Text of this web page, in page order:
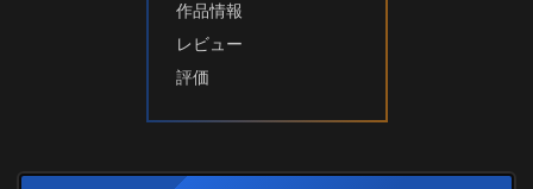
作品情報
レビュー
評価